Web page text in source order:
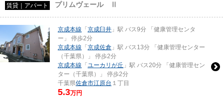
賃貸｜アパート プリムヴェール Ⅱ
京成本線 「 京成臼井 」駅 バス9分 「健康管理センタ
ー」 停歩2分
京成本線 「 京成佐倉 」駅 バス13分 「健康管理センター
（千葉県）」 停歩2分
京成本線 「 ユーカリが丘 」駅 バス20分 「健康管理セン
ター（千葉県）」 停歩2分
千葉県佐倉市江原台 １丁目
5.3万円